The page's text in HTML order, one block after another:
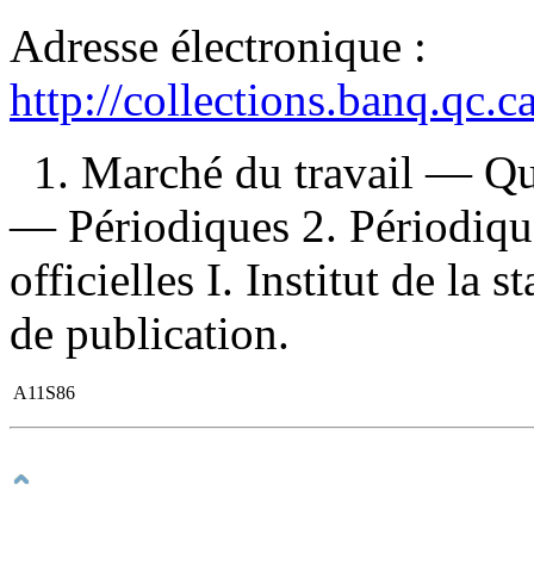
Adresse électronique :
http://
1. Marché du travail —
— Périodiques 2.
officielles I. Institut de la
de publication.
A11S86